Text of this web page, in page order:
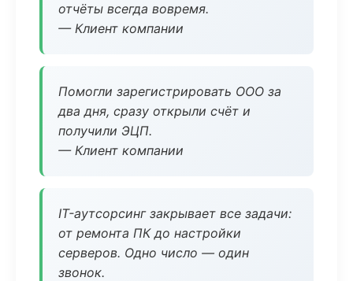
отчёты всегда вовремя.
— Клиент компании
Помогли зарегистрировать ООО за
два дня, сразу открыли счёт и
получили ЭЦП.
— Клиент компании
IT-аутсорсинг закрывает все задачи:
от ремонта ПК до настройки
серверов. Одно число — один
звонок.